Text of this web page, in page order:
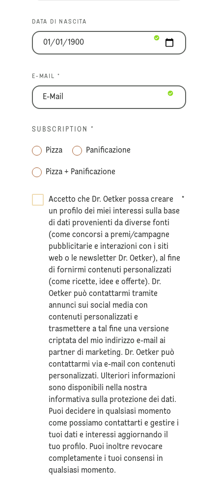
DATA DI NASCITA
E-MAIL *
SUBSCRIPTION *
Pizza Panificazione
Pizza + Panificazione
Accetto che Dr. Oetker possa creare
un profilo dei miei interessi sulla base
di dati provenienti da diverse fonti
(come concorsi a premi/campagne
pubblicitarie e interazioni con i siti
web o le newsletter Dr. Oetker), al fine
di fornirmi contenuti personalizzati
(come ricette, idee e offerte). Dr.
Oetker può contattarmi tramite
annunci sui social media con
contenuti personalizzati e
trasmettere a tal fine una versione
criptata del mio indirizzo e-mail ai
partner di marketing. Dr. Oetker può
contattarmi via e-mail con contenuti
personalizzati. Ulteriori informazioni
sono disponibili nella nostra
informativa sullaprotezione dei dati.
Puoi decidere in qualsiasi momento
come possiamo contattarti e gestire i
tuoi dati e interessi aggiornando il
tuo profilo. Puoi inoltre revocare
completamente i tuoi consensi in
qualsiasi momento.
*